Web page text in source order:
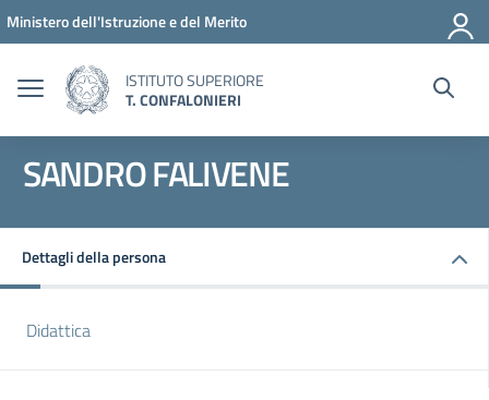
Vai ai contenuti
Vai al menu di navigazione
Vai al footer
Ministero dell'Istruzione e del Merito
ISTITUTO SUPERIORE
T. CONFALONIERI
SANDRO FALIVENE
Dettagli della persona
Didattica